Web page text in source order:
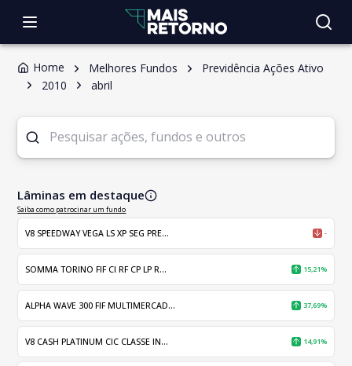
Home Melhores Fundos
Previdência Ações Ativo
2010
abril
Lâminas em destaque
Saiba como patrocinar um fundo
V8 SPEEDWAY VEGA LS XP SEG PRE... -
SOMMA TORINO FIF CI RF CP LP R... 15,21%
ALPHA WAVE 300 FIF MULTIMERCAD... 37,69%
V8 CASH PLATINUM CIC CLASSE IN... 14,91%